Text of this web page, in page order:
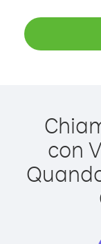
con